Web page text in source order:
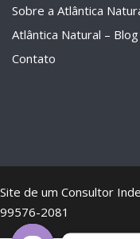
Sobre a Atlântica
Atlântica Natural – Blog
Contato
Site de um Consultor
99576-2081